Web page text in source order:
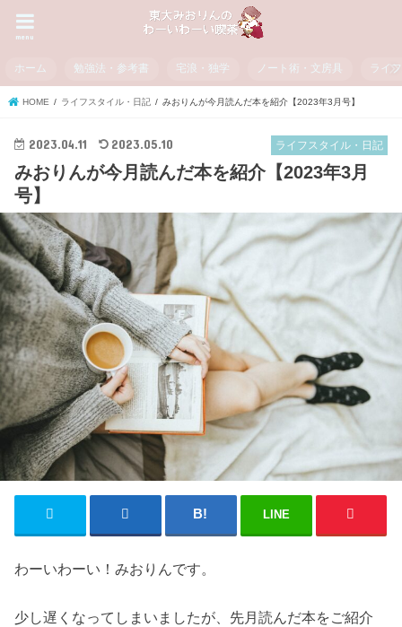
menu
ホーム 勉強法・参考書 宅浪・独学 ノート術・文房具 ライ
HOME ライフスタイル・日記 みおりんが今月読んだ本を紹介【2023年3月号】
ライフスタイル・日記
2023.04.11 2023.05.10
みおりんが今月読んだ本を紹介【2023年3月
号】
LINE
わーいわーい！みおりんです。
少し遅くなってしまいましたが、先月読んだ本をご紹介